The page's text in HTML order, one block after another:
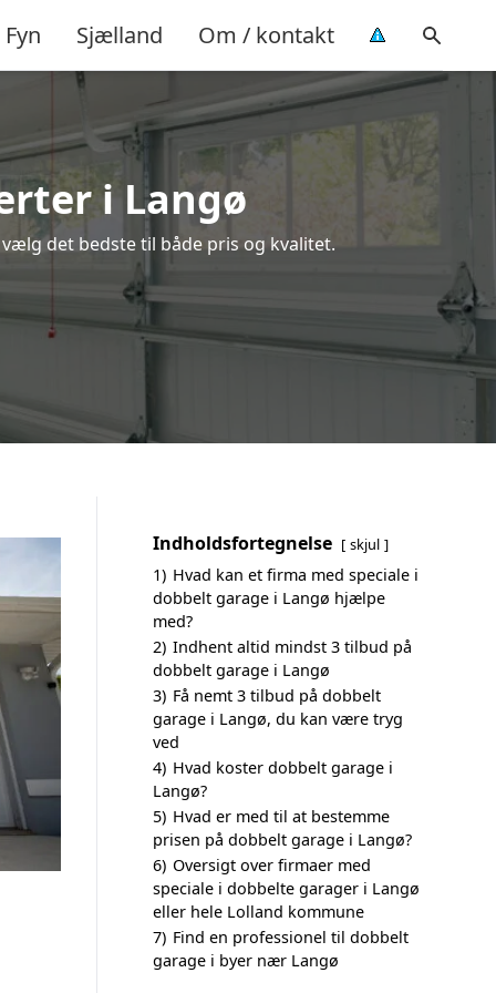
Fyn Sjælland Om / kontakt
i Langø
det bedste til både pris og kvalitet.
Indholdsfortegnelse skjul
1) Hvad kan et firma med speciale i
dobbelt garage i Langø hjælpe
med?
2) Indhent altid mindst 3 tilbud på
dobbelt garage i Langø
3) Få nemt 3 tilbud på dobbelt
garage i Langø, du kan være tryg
ved
4) Hvad koster dobbelt garage i
Langø?
5) Hvad er med til at bestemme
prisen på dobbelt garage i Langø?
6) Oversigt over firmaer med
speciale i dobbelte garager i Langø
eller hele Lolland kommune
7) Find en professionel til dobbelt
garage i byer nær Langø